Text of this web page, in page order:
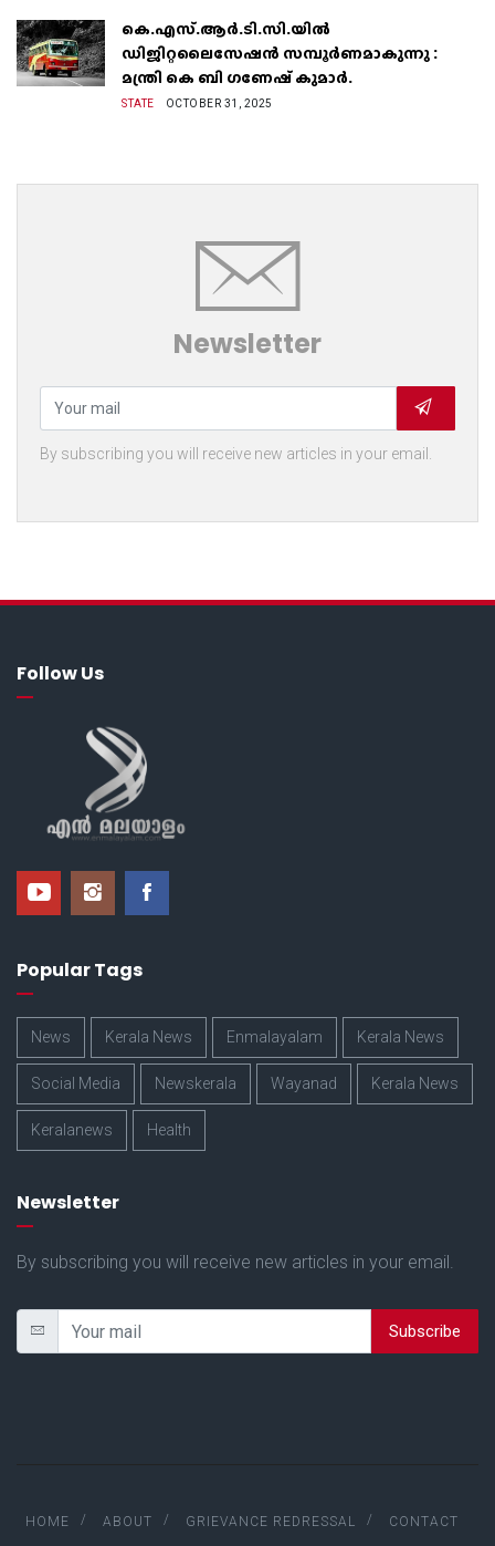
കെ.എസ്.ആർ.ടി.സി.യിൽ
ഡിജിറ്റലൈസേഷൻ സമ്പൂർണമാകുന്നു :
മന്ത്രി കെ ബി ഗണേഷ് കുമാർ.
STATE OCTOBER 31, 2025
Newsletter
By subscribing you will receive new articles in your email.
Follow Us
Popular Tags
News Kerala News Enmalayalam Kerala News
Social Media Newskerala Wayanad Kerala News
Keralanews Health
Newsletter
By subscribing you will receive new articles in your email.
Subscribe
HOME ABOUT GRIEVANCE REDRESSAL CONTACT